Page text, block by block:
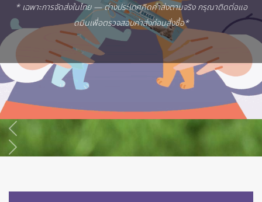
* เฉพาะการจัดส่งในไทย — ต่างประเทศคิดค่าส่งตามจริง กรุณาติดต่อแอ
ดมินเพื่อตรวจสอบค่าส่งก่อนสั่งซื้อ*
* เฉพาะการจัดส่งในไทย — ต่างประเทศคิดค่าส่งตามจริง กรุณาติดต่อแอ
ดมินเพื่อตรวจสอบค่าส่งก่อนสั่งซื้อ*
Previous
Next